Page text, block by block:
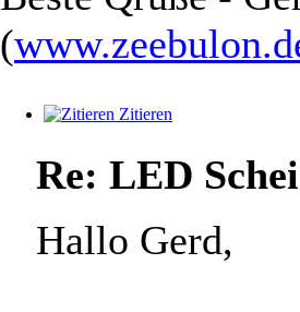
(
Zitieren
Re: LED
Hallo Gerd,